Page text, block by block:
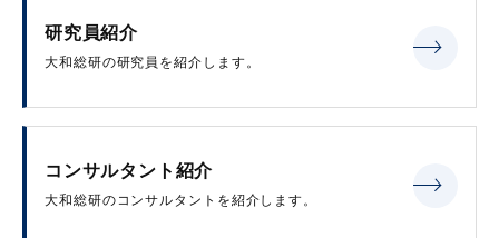
研究員紹介
大和総研の研究員を紹介します。
コンサルタント紹介
大和総研のコンサルタントを紹介します。